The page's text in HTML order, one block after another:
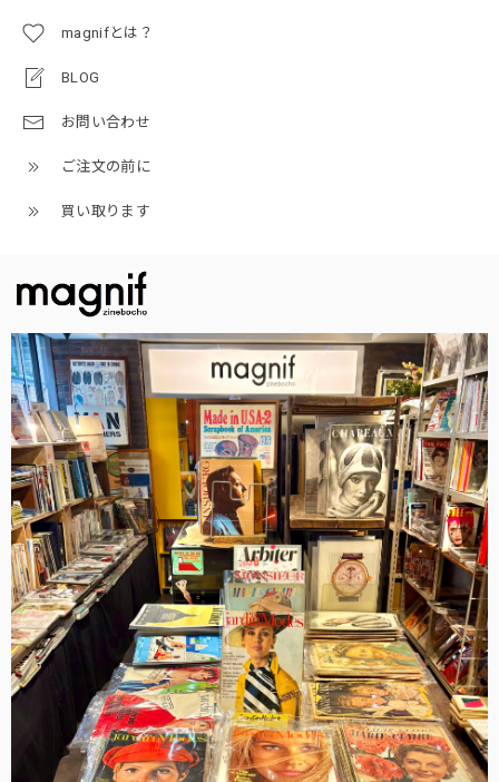
magnifとは？
BLOG
お問い合わせ
ご注文の前に
買い取ります